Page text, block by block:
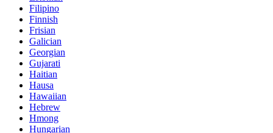
Filipino
Finnish
Frisian
Galician
Georgian
Gujarati
Haitian
Hausa
Hawaiian
Hebrew
Hmong
Hungarian